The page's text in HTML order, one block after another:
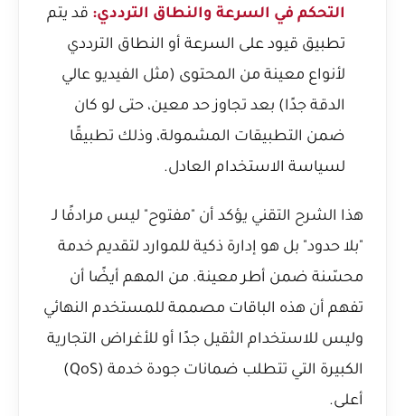
التحكم في السرعة والنطاق الترددي: قد يتم
تطبيق قيود على السرعة أو النطاق الترددي
لأنواع معينة من المحتوى (مثل الفيديو عالي
الدقة جدًا) بعد تجاوز حد معين، حتى لو كان
ضمن التطبيقات المشمولة، وذلك تطبيقًا
لسياسة الاستخدام العادل.
هذا الشرح التقني يؤكد أن "مفتوح" ليس مرادفًا لـ
"بلا حدود" بل هو إدارة ذكية للموارد لتقديم خدمة
محسّنة ضمن أطر معينة. من المهم أيضًا أن
تفهم أن هذه الباقات مصممة للمستخدم النهائي
وليس للاستخدام الثقيل جدًا أو للأغراض التجارية
الكبيرة التي تتطلب ضمانات جودة خدمة (QoS)
أعلى.